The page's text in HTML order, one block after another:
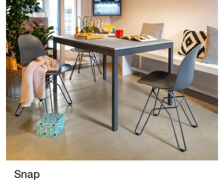
Snap